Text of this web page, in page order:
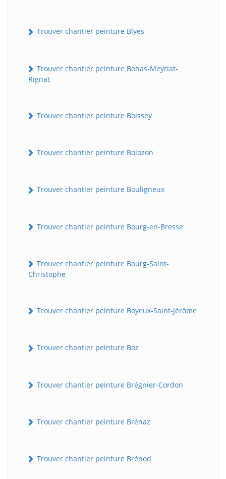
Trouver chantier peinture Blyes
Trouver chantier peinture Bohas-Meyriat-
Rignat
Trouver chantier peinture Boissey
Trouver chantier peinture Bolozon
Trouver chantier peinture Bouligneux
Trouver chantier peinture Bourg-en-Bresse
Trouver chantier peinture Bourg-Saint-
Christophe
Trouver chantier peinture Boyeux-Saint-Jérôme
Trouver chantier peinture Boz
Trouver chantier peinture Brégnier-Cordon
Trouver chantier peinture Brénaz
Trouver chantier peinture Brénod